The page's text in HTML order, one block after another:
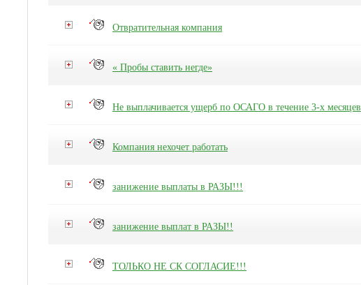
Отвратительная компания
« Пробы ставить негде»
Не выплачивается ущерб по ОСАГО в течение 3-х месяцев
Компания нехочет работать
занижение выплаты в РАЗЫ!!!
занижение выплат в РАЗЫ!!
ТОЛЬКО НЕ СК СОГЛАСИЕ!!!